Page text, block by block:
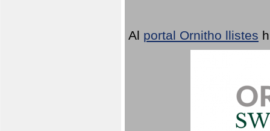
Al portal Ornitho llistes